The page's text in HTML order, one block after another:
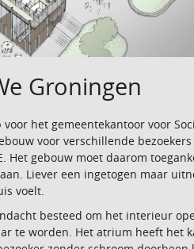
Groningen
voor het gemeentekantoor voor
voor verschillende
Het gebouw moet daarom
Liever een ingetogen maar
voelt.
besteed om het interieur
te worden. Het atrium heeft het